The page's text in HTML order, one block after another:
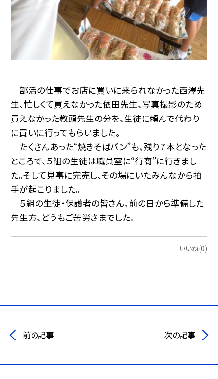
部活の仕事でお店に買いに来られなかった西澤先
生、忙しくて買えなかった依田先生、写真撮影のため
買えなかった教頭先生の分を、生徒に頼んで代わり
に買いに行ってもらいました。
たくさんあった“焼きそばパン”も、残り７本となった
ところで、５組の生徒は職員室に“行商”に行きまし
た。そして見事に完売し、その場にいたみんなから拍
手が起こりました。
５組の生徒・保護者の皆さん、前の日から準備した
先生方、どうもご苦労さまでした。
いいね(0)
前の記事 次の記事